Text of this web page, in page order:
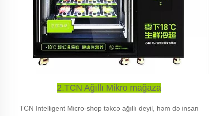
2.TCN Ağıllı Mikro mağaza
TCN Intelligent Micro-shop təkcə ağıllı deyil, həm də insan